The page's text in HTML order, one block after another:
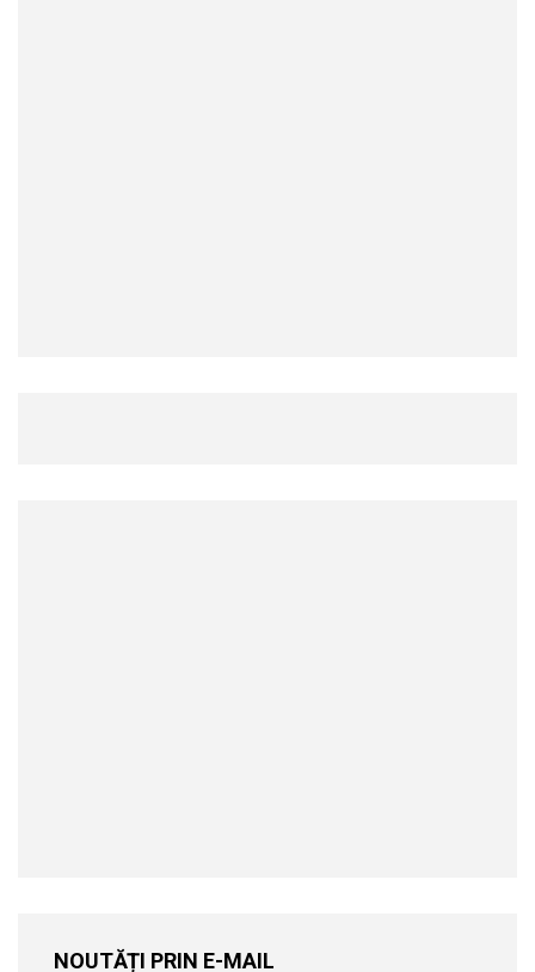
NOUTĂȚI PRIN E-MAIL